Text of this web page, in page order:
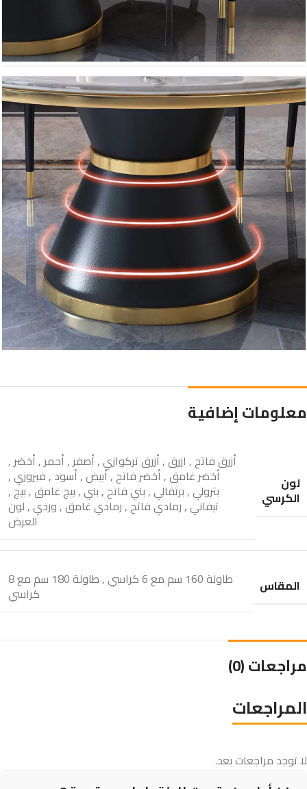
معلومات إضافية
لون
الكرسي
أزرق فاتح , ازرق,أزرق تركوازي,أصفر ,أحمر ,أخضر ,
أخضر غامق,أخضر فاتح ,أبيض,أسود ,فيروزي,
بترولي,برتقالي,بني فاتح ,بني,بيج غامق,بيج ,
تيفاني,رمادي فاتح ,رمادي غامق,وردي,لون
العرض
المقاس طاولة 160 سم مع 6 كراسي , طاولة 180 سم مع 8
كراسي
مراجعات (0)
المراجعات
لا توجد مراجعات بعد.